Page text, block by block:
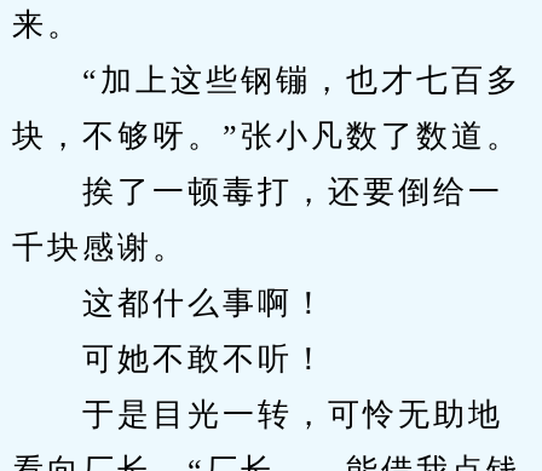
来。
“加上这些钢镚，也才七百多
块，不够呀。”张小凡数了数道。
挨了一顿毒打，还要倒给一
千块感谢。
这都什么事啊！
可她不敢不听！
于是目光一转，可怜无助地